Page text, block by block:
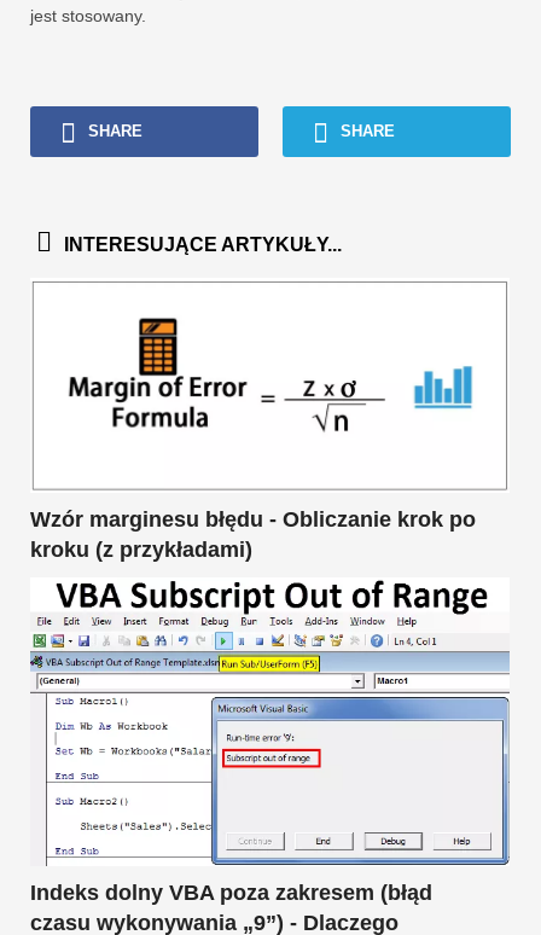
jest stosowany.
SHARE SHARE
INTERESUJĄCE ARTYKUŁY...
Wzór marginesu błędu - Obliczanie krok po
kroku (z przykładami)
Indeks dolny VBA poza zakresem (błąd
czasu wykonywania „9”) - Dlaczego